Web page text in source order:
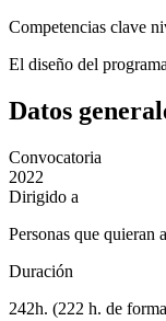
Competencias clave
El diseño del
Datos
Convocatoria
2022
Dirigido a
Personas que quieran
Duración
242h. (222 h. de